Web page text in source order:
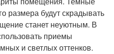
размера будут скрадывать
станет неуютным. В
приемы
и светлых оттенков.